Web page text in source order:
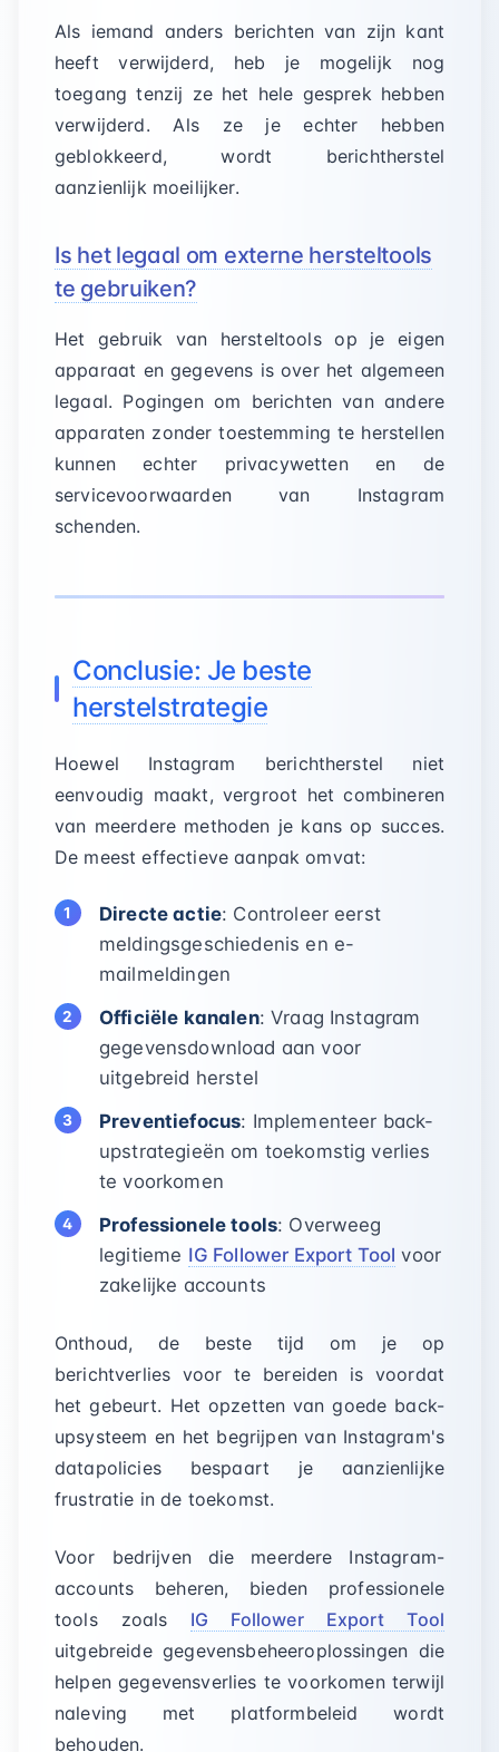
Als iemand anders berichten van zijn kant
heeft verwijderd, heb je mogelijk nog
toegang tenzij ze het hele gesprek hebben
verwijderd. Als ze je echter hebben
geblokkeerd, wordt berichtherstel
aanzienlijk moeilijker.
Is het legaal om externe hersteltools
te gebruiken?
Het gebruik van hersteltools op je eigen
apparaat en gegevens is over het algemeen
legaal. Pogingen om berichten van andere
apparaten zonder toestemming te herstellen
kunnen echter privacywetten en de
servicevoorwaarden van Instagram
schenden.
Conclusie: Je beste
herstelstrategie
Hoewel Instagram berichtherstel niet
eenvoudig maakt, vergroot het combineren
van meerdere methoden je kans op succes.
De meest effectieve aanpak omvat:
Directe actie: Controleer eerst
meldingsgeschiedenis en e-
mailmeldingen
Officiële kanalen: Vraag Instagram
gegevensdownload aan voor
uitgebreid herstel
Preventiefocus: Implementeer back-
upstrategieën om toekomstig verlies
te voorkomen
Professionele tools: Overweeg
legitieme IG Follower Export Tool voor
zakelijke accounts
Onthoud, de beste tijd om je op
berichtverlies voor te bereiden is voordat
het gebeurt. Het opzetten van goede back-
upsysteem en het begrijpen van Instagram's
datapolicies bespaart je aanzienlijke
frustratie in de toekomst.
Voor bedrijven die meerdere Instagram-
accounts beheren, bieden professionele
tools zoals IG Follower Export Tool
uitgebreide gegevensbeheeroplossingen die
helpen gegevensverlies te voorkomen terwijl
naleving met platformbeleid wordt
behouden.